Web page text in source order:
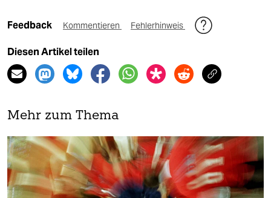
Feedback Kommentieren Fehlerhinweis
Diesen Artikel teilen
Mehr zum Thema